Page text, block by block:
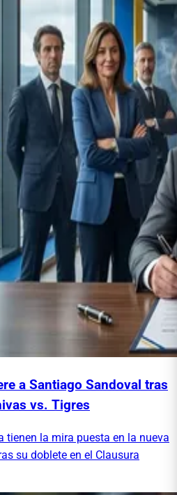
a Santiago Sandoval tras
vs. Tigres
tienen la mira puesta en la nueva
su doblete en el Clausura